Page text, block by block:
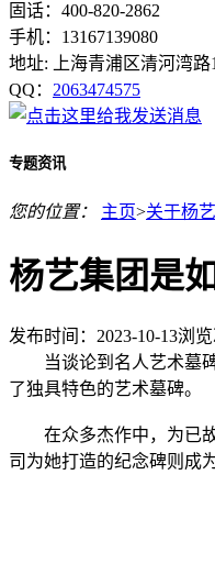
固话：400-820-2862
手机：13167139080
地址: 上海青浦区清河湾路
QQ： 2063474575
专题资讯
您的位置： 主页>关于杨艺
杨艺集团是
发布时间：2023-10-13浏览
当谈论到名人艺术墓碑
了独具特色的艺术墓碑。
在众多杰作中，为已故
司为她打造的纪念碑则成